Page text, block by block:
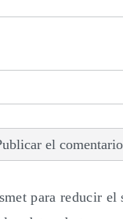
para reducir el